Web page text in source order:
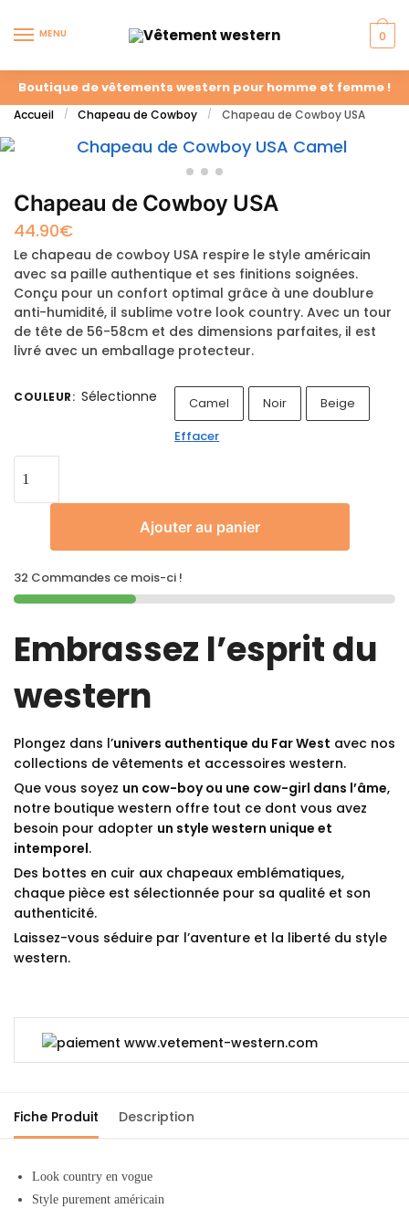
MENU 0
Boutique de vêtements western pour homme et femme !
Accueil / Chapeau de Cowboy / Chapeau de Cowboy USA
Chapeau de Cowboy USA
44.90€
Le chapeau de cowboy USA respire le style américain
avec sa paille authentique et ses finitions soignées.
Conçu pour un confort optimal grâce à une doublure
anti-humidité, il sublime votre look country. Avec un tour
de tête de 56-58cm et des dimensions parfaites, il est
livré avec un emballage protecteur.
COULEUR: Sélectionne Camel Noir
Beige
Effacer
Ajouter au panier
32 Commandes ce mois-ci !
Embrassez l’esprit du
western
Plongez dans l’univers authentique du Far West avec nos
collections de vêtements et accessoires western.
Que vous soyez un cow-boy ou une cow-girl dans l’âme,
notre boutique western offre tout ce dont vous avez
besoin pour adopter un style western unique et
intemporel.
Des bottes en cuir aux chapeaux emblématiques,
chaque pièce est sélectionnée pour sa qualité et son
authenticité.
Laissez-vous séduire par l’aventure et la liberté du style
western.
Fiche Produit Description
Look country en vogue
Style purement américain